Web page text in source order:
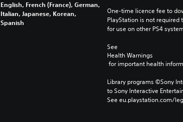
English, French (France), German,
Italian, Japanese, Korean,
Spanish
One-time licence fee to
PlayStation is not required
for use on other PS4
See
Health Warnings
for important health
Library programs ©Sony
to Sony Interactive
See eu.playstation.com/